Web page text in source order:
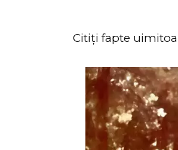
Citiți fapte